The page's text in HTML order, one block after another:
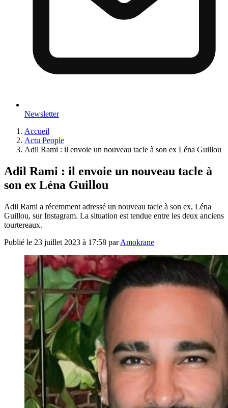
Newsletter
Accueil
Actu People
Adil Rami : il envoie un nouveau tacle à son ex Léna Guillou
Adil Rami : il envoie un nouveau tacle à
son ex Léna Guillou
Adil Rami a récemment adressé un nouveau tacle à son ex, Léna
Guillou, sur Instagram. La situation est tendue entre les deux anciens
tourtereaux.
Publié le 23 juillet 2023 à 17:58 parAmokrane